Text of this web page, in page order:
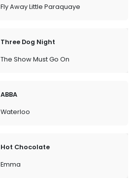
Fly Away Little Paraquaye
Three Dog Night
The Show Must Go On
ABBA
Waterloo
Hot Chocolate
Emma